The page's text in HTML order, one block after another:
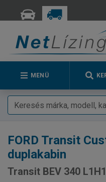
MENÜ
FORD Transit
duplakabin
Transit BEV 340